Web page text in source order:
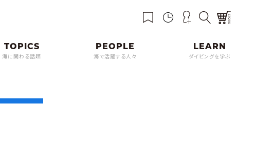
海に関わる話題 海で活躍する人々 ダイビングを学ぶ